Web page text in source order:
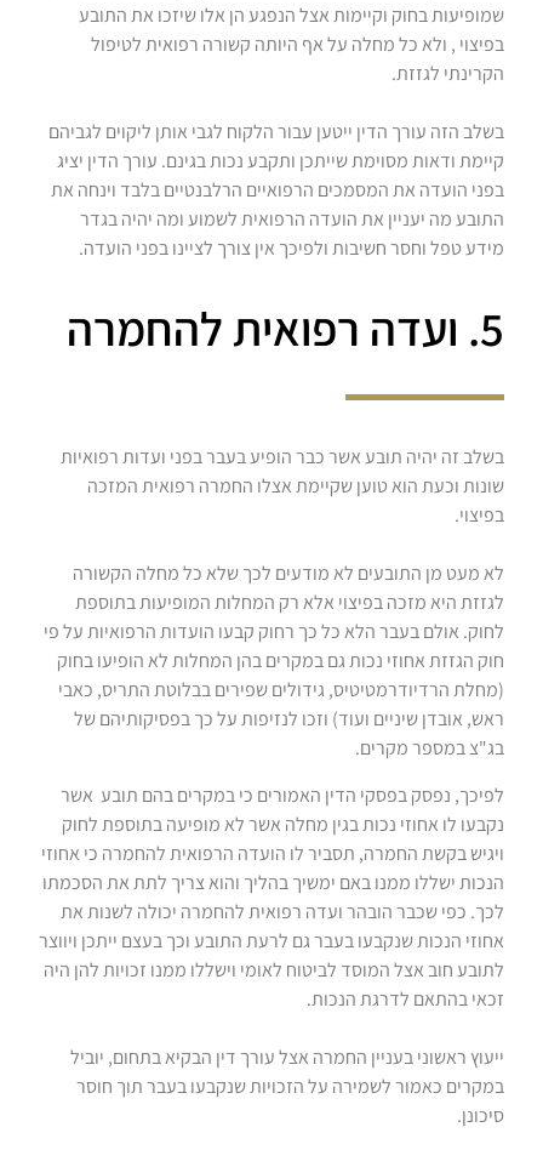
שמופיעות בחוק וקיימות אצל הנפגע הן אלו שיזכו את התובע
בפיצוי , ולא כל מחלה על אף היותה קשורה רפואית לטיפול
הקרינתי לגזזת.
בשלב הזה עורך הדין ייטען עבור הלקוח לגבי אותן ליקוים לגביהם
קיימת ודאות מסוימת שייתכן ותקבע נכות בגינם. עורך הדין יציג
בפני הועדה את המסמכים הרפואיים הרלבנטיים בלבד וינחה את
התובע מה יעניין את הועדה הרפואית לשמוע ומה יהיה בגדר
מידע טפל וחסר חשיבות ולפיכך אין צורך לציינו בפני הועדה.
5. ועדה רפואית להחמרה
בשלב זה יהיה תובע אשר כבר הופיע בעבר בפני ועדות רפואיות
שונות וכעת הוא טוען שקיימת אצלו החמרה רפואית המזכה
בפיצוי.
לא מעט מן התובעים לא מודעים לכך שלא כל מחלה הקשורה
לגזזת היא מזכה בפיצוי אלא רק המחלות המופיעות בתוספת
לחוק. אולם בעבר הלא כל כך רחוק קבעו הועדות הרפואיות על פי
חוק הגזזת אחוזי נכות גם במקרים בהן המחלות לא הופיעו בחוק
(מחלת הרדיודרמטיטיס, גידולים שפירים בבלוטת התריס, כאבי
ראש, אובדן שיניים ועוד) וזכו לנזיפות על כך בפסיקותיהם של
בג"צ במספר מקרים.
לפיכך, נפסק בפסקי הדין האמורים כי במקרים בהם תובע אשר
נקבעו לו אחוזי נכות בגין מחלה אשר לא מופיעה בתוספת לחוק
ויגיש בקשת החמרה, תסביר לו הועדה הרפואית להחמרה כי אחוזי
הנכות ישללו ממנו באם ימשיך בהליך והוא צריך לתת את הסכמתו
לכך. כפי שכבר הובהר ועדה רפואית להחמרה יכולה לשנות את
אחוזי הנכות שנקבעו בעבר גם לרעת התובע וכך בעצם ייתכן ויווצר
לתובע חוב אצל המוסד לביטוח לאומי וישללו ממנו זכויות להן היה
זכאי בהתאם לדרגת הנכות.
ייעוץ ראשוני בעניין החמרה אצל עורך דין הבקיא בתחום, יוביל
במקרים כאמור לשמירה על הזכויות שנקבעו בעבר תוך חוסר
סיכונן.